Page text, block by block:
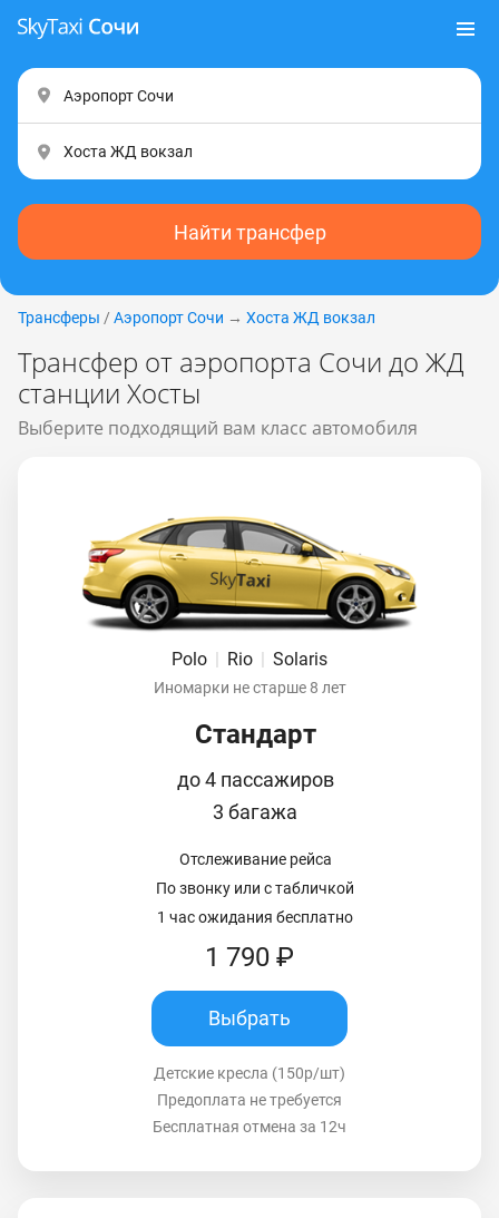
Найти трансфер
Трансферы / Аэропорт Сочи → Хоста ЖД вокзал
Трансфер от аэропорта Сочи до ЖД
станции Хосты
Выберите подходящий вам класс автомобиля
Polo | Rio | Solaris
Иномарки не старше 8 лет
Стандарт
до 4 пассажиров
3 багажа
Отслеживание рейса
По звонку или с табличкой
1 час ожидания бесплатно
1 790 ₽
Выбрать
Детские кресла (150р/шт)
Предоплата не требуется
Бесплатная отмена за 12ч